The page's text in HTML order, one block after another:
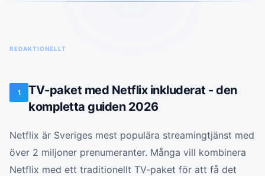
REDAKTIONELLT
1
TV-paket med Netflix inkluderat - den
kompletta guiden 2026
Netflix är Sveriges mest populära streamingtjänst med
över 2 miljoner prenumeranter. Många vill kombinera
Netflix med ett traditionellt TV-paket för att få det